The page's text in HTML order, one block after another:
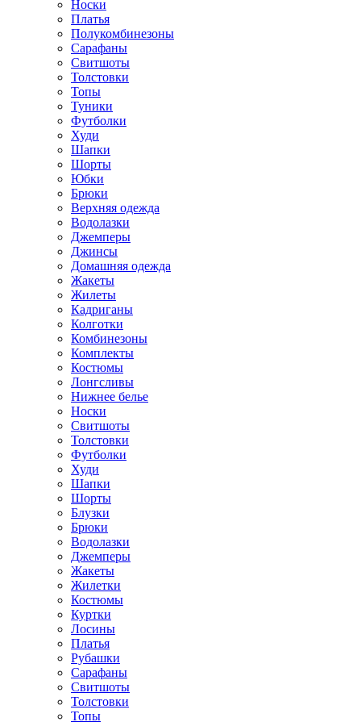
Носки
Платья
Полукомбинезоны
Сарафаны
Свитшоты
Толстовки
Топы
Туники
Футболки
Худи
Шапки
Шорты
Юбки
Брюки
Верхняя одежда
Водолазки
Джемперы
Джинсы
Домашняя одежда
Жакеты
Жилеты
Кадриганы
Колготки
Комбинезоны
Комплекты
Костюмы
Лонгсливы
Нижнее белье
Носки
Свитшоты
Толстовки
Футболки
Худи
Шапки
Шорты
Блузки
Брюки
Водолазки
Джемперы
Жакеты
Жилетки
Костюмы
Куртки
Лосины
Платья
Рубашки
Сарафаны
Свитшоты
Толстовки
Топы